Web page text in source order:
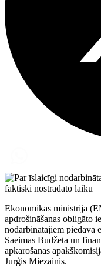
Ekonomikas ministrija
apdrošināšanas obligāto
nodarbinātajiem piedāvā
Saeimas Budžeta un
apkarošanas
Jurģis Miezainis.